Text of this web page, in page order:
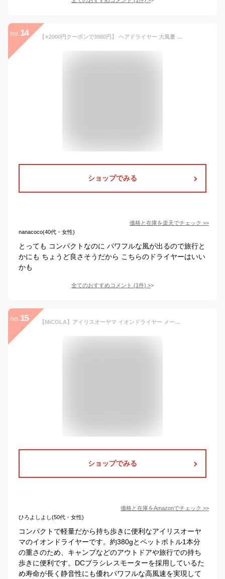
no. 14 【⭐2000円クーポンで3980円】 ヘアドライヤー 大風量 高速ドライヤー 超軽量 2億マイナスイオン 3段階風量 小型 コンパクト 過熱防止 どらいやー 速乾ドライヤー 静電気除去 低騒音 ヘアケア 美髪 ヘアサロン 時短 旅行 レディース メンズ 友人 家族
ショップでみる
価格と在庫を楽天でチェック >>
nanacoco(40代・女性)
とっても コンパクトなのに パワフルな風が出るので旅行と
かにも ちょうど良さそうだから こちらのドライヤーはいい
かも
全てのおすすめコメント (1件) >
no. 15 【MiCOLA】アイリスオーヤマ イオンドライヤー メーカー最速乾燥 折り畳み式 軽量 380g コンパクト パワフル ドライヤー 風量3段階 温度4段階 マイナスイオン HDR-M401-H ダークグレー
ショップでみる
価格と在庫をAmazonでチェック >>
ひろよしよし(50代・女性)
コンパクトで軽量だから持ち歩きに便利なアイリスオーヤ
マのイオンドライヤーです。約380gとペットボトル1本分
の重さのため、キャンプなどのアウトドアや旅行での持ち
歩きに便利です。DCブラシレスモーターを採用しているた
め寿命が長く静音性にも優れパワフルな高風速を実現して